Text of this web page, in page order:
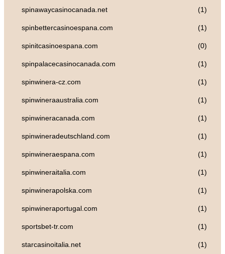
spinawaycasinocanada.net (1)
spinbettercasinoespana.com (1)
spinitcasinoespana.com (0)
spinpalacecasinocanada.com (1)
spinwinera-cz.com (1)
spinwineraaustralia.com (1)
spinwineracanada.com (1)
spinwineradeutschland.com (1)
spinwineraespana.com (1)
spinwineraitalia.com (1)
spinwinerapolska.com (1)
spinwineraportugal.com (1)
sportsbet-tr.com (1)
starcasinoitalia.net (1)